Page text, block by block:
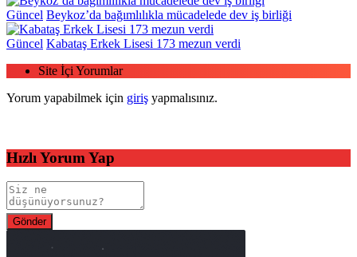
Güncel Beykoz’da bağımlılıkla mücadelede dev iş birliği
Güncel Kabataş Erkek Lisesi 173 mezun verdi
Site İçi Yorumlar
Yorum yapabilmek için giriş yapmalısınız.
Hızlı Yorum Yap